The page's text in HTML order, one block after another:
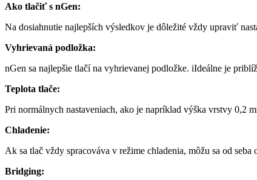
Ako tlačiť s nGen:
Na dosiahnutie najlepších výsledkov je dôležité vždy upraviť
Vyhrievaná podložka:
nGen sa najlepšie tlačí na vyhrievanej podložke. iIdeálne je
Teplota tlače:
Pri normálnych nastaveniach, ako je napríklad výška vrstvy 0,2
Chladenie:
Ak sa tlač vždy spracováva v režime chladenia, môžu sa od
Bridging: